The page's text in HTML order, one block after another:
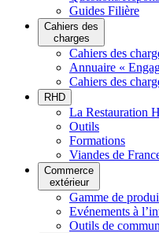
Guides Filière
Cahiers des
charges
Cahiers des
Annuaire «
Cahiers des
RHD
La Restauration
Outils
Formations
Viandes de
Commerce
extérieur
Gamme de
Evénements à
Outils de